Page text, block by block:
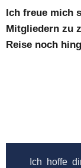
Ich freue mich
Mitgliedern zu
Reise noch
Ich hoffe